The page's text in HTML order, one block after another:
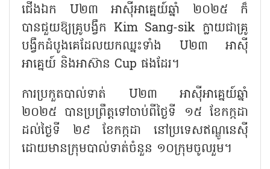
ជើងឯក U២៣ អាស៊ីអាគ្នេយ៍ឆ្នាំ ២០២៥ ក៏
បានជួយឱ្យគ្រូបង្វឹក Kim Sang-sik ក្លាយជាគ្រូ
បង្វឹកដំបូងគេដែលយកឈ្នះទាំង U២៣ អាស៊ី
អាគ្នេយ៍ និងអាស៊ាន Cup ផងដែរ។
ការប្រកួតបាល់ទាត់ U២៣ អាស៊ីអាគ្នេយ៍ឆ្នាំ
២០២៥ បានប្រព្រឹត្តទៅចាប់ពីថ្ងៃទី ១៥ ខែកក្កដា
ដល់ថ្ងៃទី ២៩ ខែកក្កដា នៅប្រទេសឥណ្ឌូនេស៊ី
ដោយមានក្រុមបាល់ទាត់ចំនួន ១០ក្រុមចូលរួម។